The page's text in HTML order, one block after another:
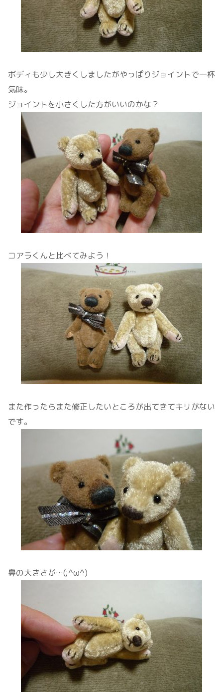
ボディも少し大きくしましたがやっぱりジョイントで一杯
気味。
ジョイントを小さくした方がいいのかな？
コアラくんと比べてみよう！
また作ったらまた修正したいところが出てきてキリがない
です。
鼻の大きさが…(;^ω^)